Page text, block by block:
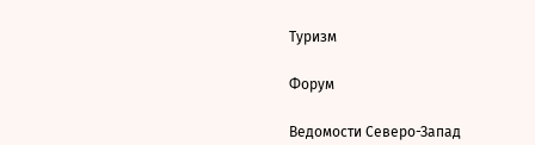
Туризм
Форум
Ведомости Северо-Запад